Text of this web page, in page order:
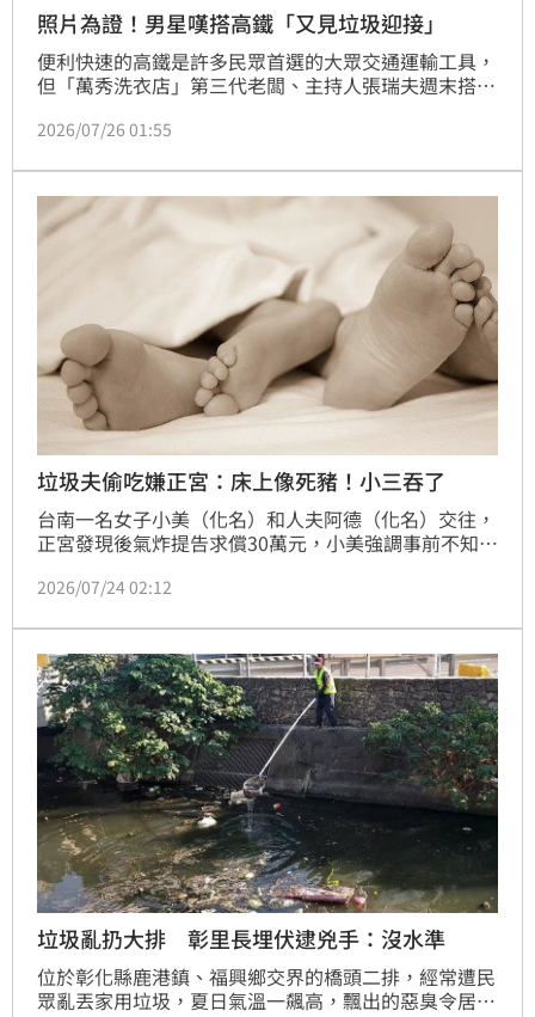
照片為證！男星嘆搭高鐵「又見垃圾迎接」
便利快速的高鐵是許多民眾首選的大眾交通運輸工具，
但「萬秀洗衣店」第三代老闆、主持人張瑞夫週末搭乘
數乘客素質，並指出「公共空間其實就是最好的生活教
的行為。
2026/07/26 01:55
垃圾夫偷吃嫌正宮：床上像死豬！小三吞了
台南一名女子小美（化名）和人夫阿德（化名）交往，
正宮發現後氣炸提告求償30萬元，小美強調事前不知對
訊狂酸正宮「在床上像死豬一樣」。台南地院二審最終
2026/07/24 02:12
垃圾亂扔大排 彰里長埋伏逮兇手：沒水準
位於彰化縣鹿港鎮、福興鄉交界的橋頭二排，經常遭民
眾亂丟家用垃圾，夏日氣溫一飆高，飄出的惡臭令居民